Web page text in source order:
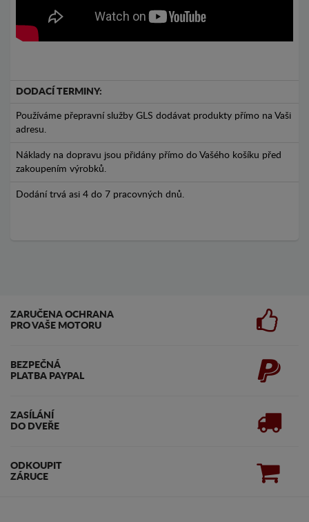
DODACÍ TERMINY:
Používáme přepravní služby GLS dodávat produkty přímo na Vaši
adresu.
Náklady na dopravu jsou přidány přímo do Vašého košíku před
zakoupením výrobků.
Dodání trvá asi 4 do 7 pracovných dnů.
ZARUČENA OCHRANA
PRO VAŠE MOTORU
BEZPEČNÁ
PLATBA PAYPAL
ZASÍLÁNÍ
DO DVEŘE
ODKOUPIT
ZÁRUCE